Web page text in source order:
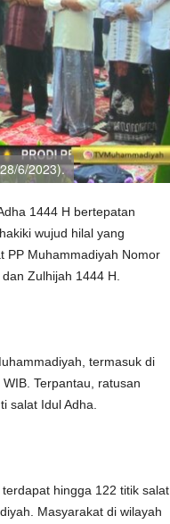
6/2023).
1444 H bertepatan
wujud hilal yang
PP Muhammadiyah Nomor
Zulhijah 1444 H.
termasuk di
Terpantau, ratusan
salat Idul Adha.
hingga 122 titik salat
Masyarakat di wilayah